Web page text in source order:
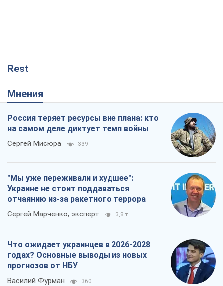
Rest
Мнения
Россия теряет ресурсы вне плана: кто
на самом деле диктует темп войны
Сергей Мисюра 339
"Мы уже переживали и худшее":
Украине не стоит поддаваться
отчаянию из-за ракетного террора
Сергей Марченко, эксперт 3,8 т.
Что ожидает украинцев в 2026-2028
годах? Основные выводы из новых
прогнозов от НБУ
Василий Фурман 360